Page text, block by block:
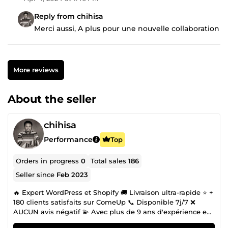
Reply from chihisa
Merci aussi, A plus pour une nouvelle collaboration
More reviews
About the seller
chihisa
Performance Top
Orders in progress0 Total sales186
Seller since Feb 2023
🔥 Expert WordPress et Shopify 🚚 Livraison ultra-rapide ⭐ +
180 clients satisfaits sur ComeUp 📞 Disponible 7j/7 ❌
AUCUN avis négatif 💫 Avec plus de 9 ans d'expérience en
développement web, j'ai affiné mes compétences